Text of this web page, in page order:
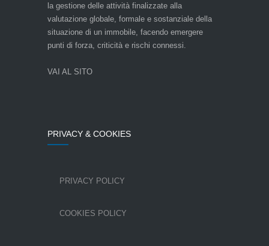
la gestione delle attività finalizzate alla
valutazione globale, formale e sostanziale della
situazione di un immobile, facendo emergere
punti di forza, criticità e rischi connessi.
VAI AL SITO
PRIVACY & COOKIES
PRIVACY POLICY
COOKIES POLICY